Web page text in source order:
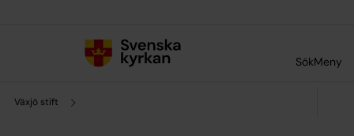
SökMeny
Växjö stift